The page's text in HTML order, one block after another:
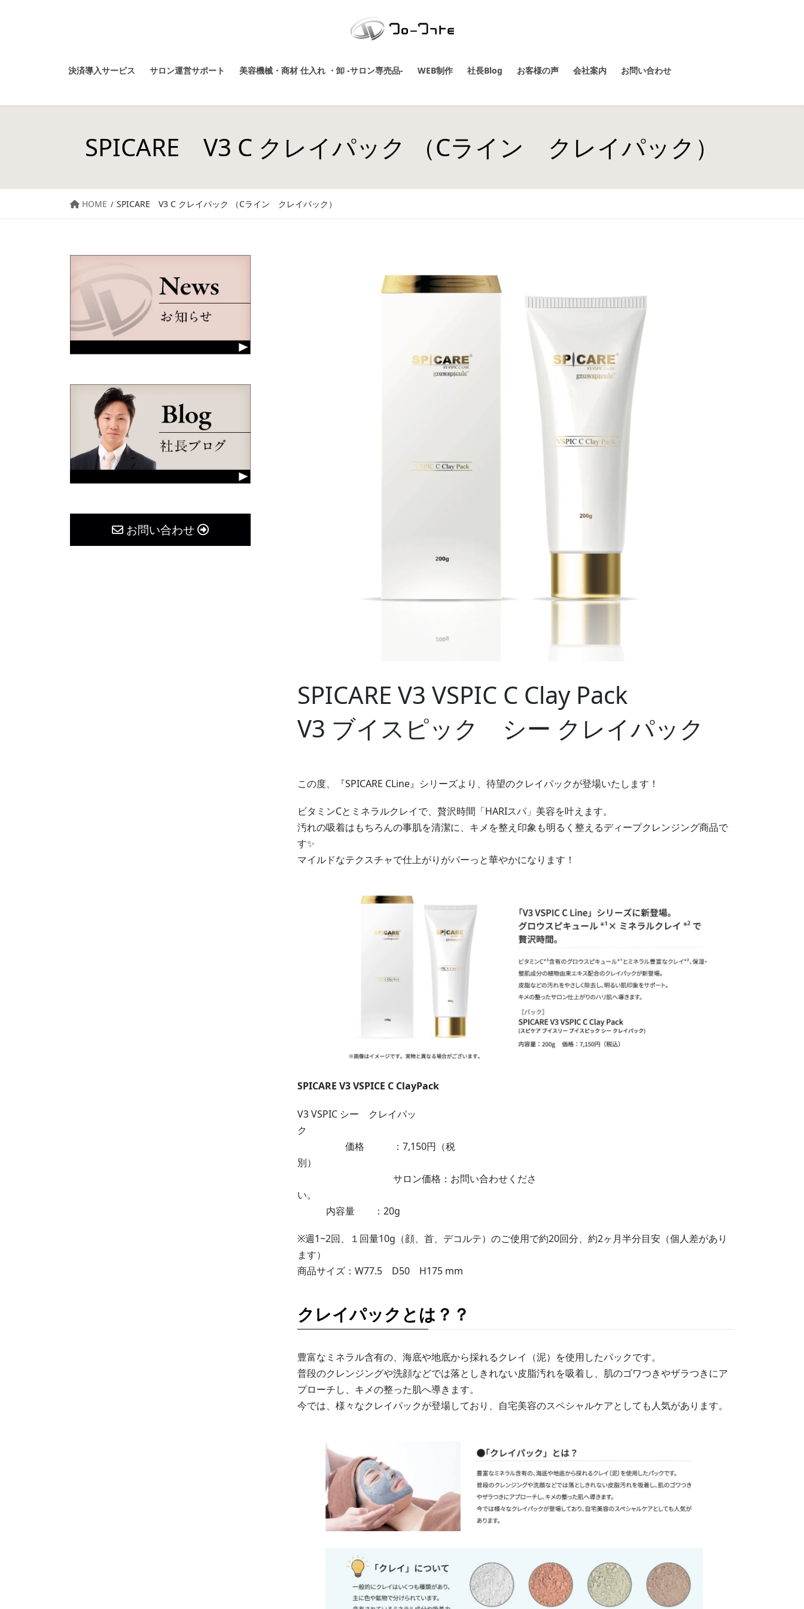
決済導入サービス サロン運営サポート 美容機械・商材 仕入れ ・卸 -サロン専売品- WEB制作 社長Blog お客様の声 会社案内 お問い合わせ
SPICARE V3 C クレイパック （Cライン クレイパック）
HOME SPICARE V3 C クレイパック （Cライン クレイパック）
SPICARE V3 VSPIC C Clay Pack
V3 ブイスピック シー クレイパック
この度、『SPICARE CLine』シリーズより、待望のクレイパックが登場いたします！
ビタミンCとミネラルクレイで、贅沢時間「HARIスパ」美容を叶えます。
汚れの吸着はもちろんの事肌を清潔に、キメを整え印象も明るく整えるディープクレンジング商品で
す✨
マイルドなテクスチャで仕上がりがパーっと華やかになります！
SPICARE V3 VSPICE C ClayPack
V3 VSPIC シー クレイパッ
ク
価格 ：7,150円（税
別）
サロン価格：お問い合わせくださ
い。
内容量 ：20g
※週1~2回、１回量10g（顔、首、デコルテ）のご使用で約20回分、約2ヶ月半分目安（個人差があり
ます）
商品サイズ：W77.5 D50 H175 mm
クレイパックとは？？
豊富なミネラル含有の、海底や地底から採れるクレイ（泥）を使用したパックです。
普段のクレンジングや洗顔などでは落としきれない皮脂汚れを吸着し、肌のゴワつきやザラつきにア
プローチし、キメの整った肌へ導きます。
今では、様々なクレイパックが登場しており、自宅美容のスペシャルケアとしても人気があります。
お問い合わせ